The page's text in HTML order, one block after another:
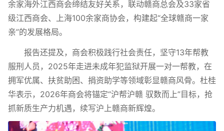
余家海外江西商会缔结友好关系，联动赣商总会及33家省
级江西商会、上海100余家商协会，构建起“全球赣商一家
亲”的发展格局。
报告还提及，商会积极践行社会责任，坚守13年帮教
服刑人员，2025年走进未成年犯监狱开展一对一帮教，在
拥军优属、扶贫助困、捐资助学等领域彰显赣商风骨。杜桂
华表示，2026年商会将锚定“沪帮沪赣 驭数而上”目标，抢
抓新质生产力机遇，续写沪上赣商新辉煌。